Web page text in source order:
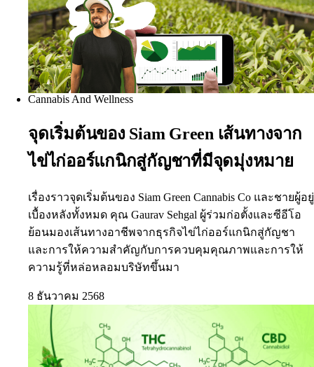
Cannabis And Wellness
จุดเริ่มต้นของ Siam Green เส้นทางจาก
ไข่ไก่ออร์แกนิกสู่กัญชาที่มีจุดมุ่งหมาย
เรื่องราวจุดเริ่มต้นของ Siam Green Cannabis Co และชายผู้อยู่
เบื้องหลังทั้งหมด คุณ Gaurav Sehgal ผู้ร่วมก่อตั้งและซีอีโอ
ย้อนมองเส้นทางอาชีพจากธุรกิจไข่ไก่ออร์แกนิกสู่กัญชา
และการให้ความสำคัญกับการควบคุมคุณภาพและการให้
ความรู้ที่หล่อหลอมบริษัทขึ้นมา
8 ธันวาคม 2568